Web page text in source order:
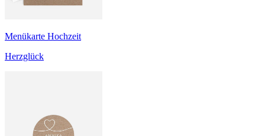
Menükarte Hochzeit
Herzglück